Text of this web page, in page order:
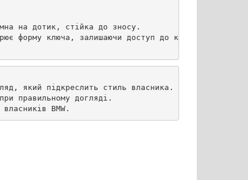
на дотик, стійка до зносу.
форму ключа, залишаючи доступ до кнопок.
який підкреслить стиль власника.
правильному догляді.
BMW.